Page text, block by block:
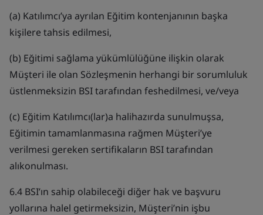
(a) Katılımcı’ya ayrılan Eğitim kontenjanının başka
kişilere tahsis edilmesi,
(b) Eğitimi sağlama yükümlülüğüne ilişkin olarak
Müşteri ile olan Sözleşmenin herhangi bir sorumluluk
üstlenmeksizin BSI tarafından feshedilmesi, ve/veya
(c) Eğitim Katılımcı(lar)a halihazırda sunulmuşsa,
Eğitimin tamamlanmasına rağmen Müşteri’ye
verilmesi gereken sertifikaların BSI tarafından
alıkonulması.
6.4 BSI’ın sahip olabileceği diğer hak ve başvuru
yollarına halel getirmeksizin, Müşteri’nin işbu